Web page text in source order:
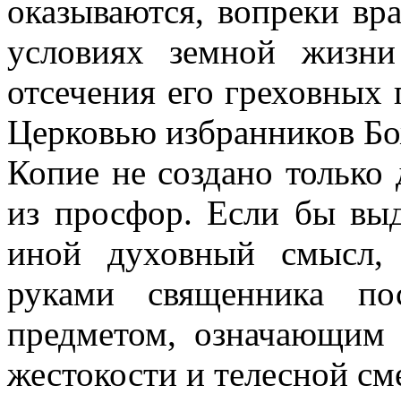
оказываются, вопреки
условиях земной
отсечения его
Церковью избранников
Копие не создано только
из просфор. Если бы
иной духовный смысл,
руками священника
предметом, означающим
жестокости и телесной